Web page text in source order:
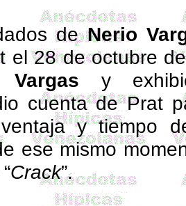
deNerio
el 28 de octubre
y
cuenta de Prat
y tiempo
ese mismo
Crack”.